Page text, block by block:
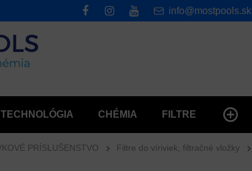
CHÉMIA FILTRE
info@mostpools.sk
PRÍSLUŠENSTVO Filtre do víriviek, filtračné vložky